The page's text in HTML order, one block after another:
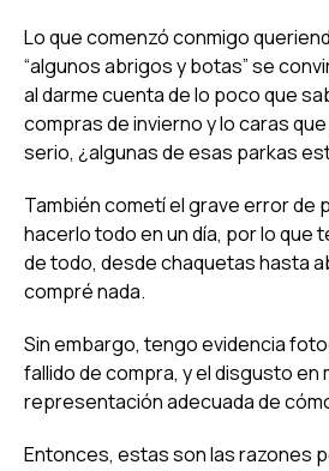
Lo que comenzó conmigo
“algunos abrigos y botas” se
al darme cuenta de lo poco que
compras de invierno y lo caras
serio, ¿algunas de esas parkas
También cometí el grave error de
hacerlo todo en un día, por lo que
de todo, desde chaquetas hasta
compré nada.
Sin embargo, tengo evidencia
fallido de compra, y el disgusto en
representación adecuada de
Entonces, estas son las razones